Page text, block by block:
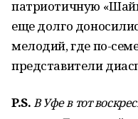
патриотичную
еще долго
мелодий, где по-
представители
P.S.В Уфе в тот